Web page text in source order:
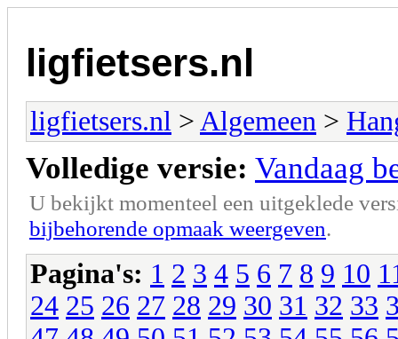
ligfietsers.nl
ligfietsers.nl > Algemeen >
Volledige versie: Vandaag
U bekijkt momenteel een uitgeklede
bijbehorende opmaak weergeven.
Pagina's: 1 2 3 4 5 6 7 8 9 10
24 25 26 27 28 29 30 31 32 33